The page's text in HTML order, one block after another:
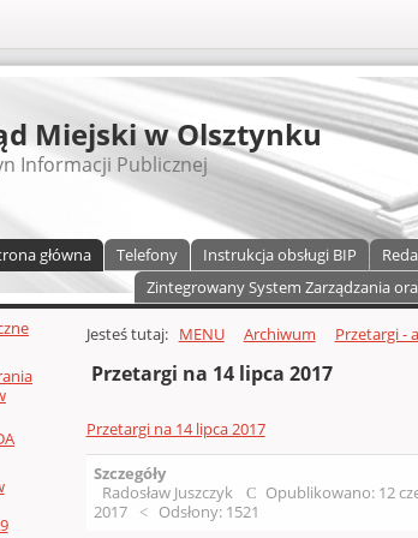
Miejski w Olsztynku
Informacji Publicznej
główna Telefony Instrukcja obsługi BIP
Zintegrowany System Zarządzania
(lewa kolumna)
Głównej zawartości
Jesteś tutaj: MENU Archiwum Przetargi -
Przetargi na 14 lipca 2017
Przetargi na 14 lipca 2017
Szczegóły
Radosław Juszczyk
Opublikowano: 12
2017
Odsłony: 1521